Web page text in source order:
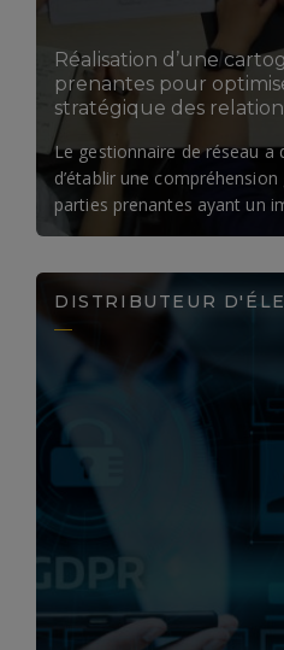
Réalisation d’une
prenantes pour
stratégique des
Le gestionnaire de réseau a
d’établir une
parties prenantes ayant un
DISTRIBUTEUR